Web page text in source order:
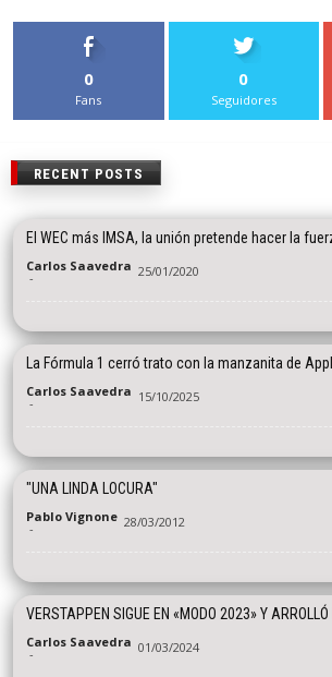
0
Fans
0
Seguidores
RECENT POSTS
El WEC más IMSA, la unión pretende hacer la
Carlos Saavedra
- 25/01/2020
La Fórmula 1 cerró trato con la manzanita de
Carlos Saavedra
- 15/10/2025
"UNA LINDA LOCURA"
Pablo Vignone
- 28/03/2012
VERSTAPPEN SIGUE EN «MODO 2023» Y ARROLLÓ
Carlos Saavedra
- 01/03/2024